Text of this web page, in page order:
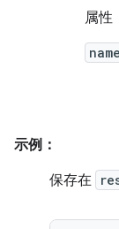
属性
name
示例：
保存在